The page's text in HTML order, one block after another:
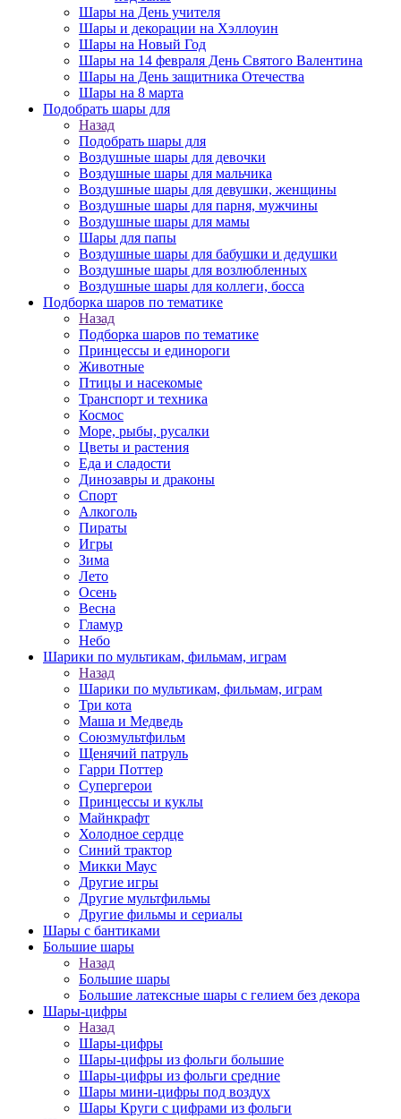
Шары на День учителя
Шары и декорации на Хэллоуин
Шары на Новый Год
Шары на 14 февраля День Святого Валентина
Шары на День защитника Отечества
Шары на 8 марта
Подобрать шары для
Назад
Подобрать шары для
Воздушные шары для девочки
Воздушные шары для мальчика
Воздушные шары для девушки, женщины
Воздушные шары для парня, мужчины
Воздушные шары для мамы
Шары для папы
Воздушные шары для бабушки и дедушки
Воздушные шары для возлюбленных
Воздушные шары для коллеги, босса
Подборка шаров по тематике
Назад
Подборка шаров по тематике
Принцессы и единороги
Животные
Птицы и насекомые
Транспорт и техника
Космос
Море, рыбы, русалки
Цветы и растения
Еда и сладости
Динозавры и драконы
Спорт
Алкоголь
Пираты
Игры
Зима
Лето
Осень
Весна
Гламур
Небо
Шарики по мультикам, фильмам, играм
Назад
Шарики по мультикам, фильмам, играм
Три кота
Маша и Медведь
Союзмультфильм
Щенячий патруль
Гарри Поттер
Супергерои
Принцессы и куклы
Майнкрафт
Холодное сердце
Синий трактор
Микки Маус
Другие игры
Другие мультфильмы
Другие фильмы и сериалы
Шары с бантиками
Большие шары
Назад
Большие шары
Большие латексные шары с гелием без декора
Шары-цифры
Назад
Шары-цифры
Шары-цифры из фольги большие
Шары-цифры из фольги средние
Шары мини-цифры под воздух
Шары Круги с цифрами из фольги